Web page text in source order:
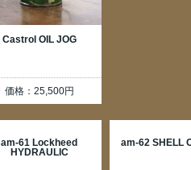
Castrol OIL JOG
価格：25,500円
am-61 Lockheed
HYDRAULIC
am-62 SHELL